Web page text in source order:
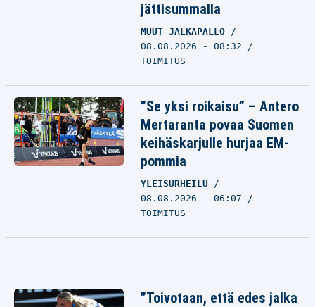
jättisummalla
MUUT JALKAPALLO
08.08.2026 - 08:32
TOIMITUS
”Se yksi roikaisu” – Antero
Mertaranta povaa Suomen
keihäskarjulle hurjaa EM-
pommia
YLEISURHEILU
08.08.2026 - 06:07
TOIMITUS
”Toivotaan, että edes jalka